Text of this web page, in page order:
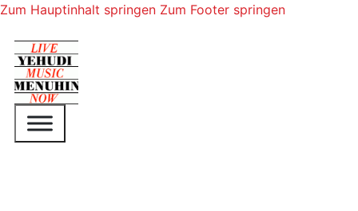
Zum Hauptinhalt springen Zum Footer springen